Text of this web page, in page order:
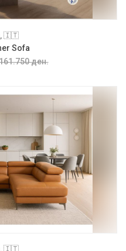
🇮🇹
Sofa
ден.
🇮🇹